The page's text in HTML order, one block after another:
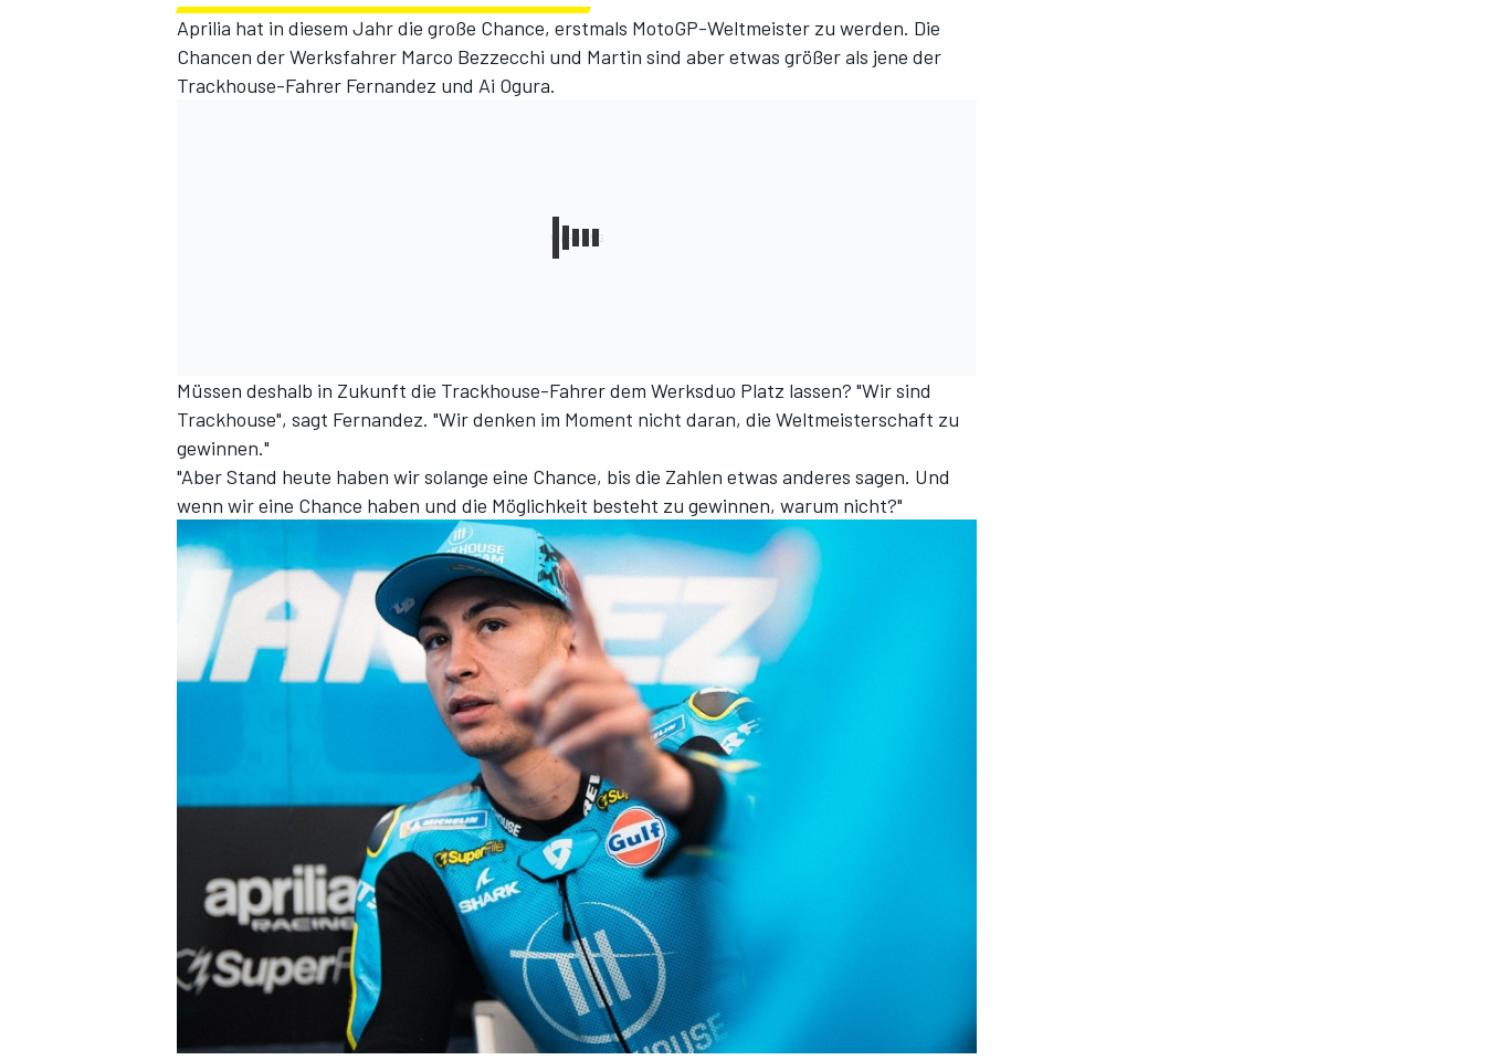
Aprilia hat in diesem Jahr die große Chance, erstmals MotoGP-Weltmeister zu werden. Die
Chancen der Werksfahrer Marco Bezzecchi und Martin sind aber etwas größer als jene der
Trackhouse-Fahrer Fernandez und Ai Ogura.
Müssen deshalb in Zukunft die Trackhouse-Fahrer dem Werksduo Platz lassen? "Wir sind
Trackhouse", sagt Fernandez. "Wir denken im Moment nicht daran, die Weltmeisterschaft zu
gewinnen."
"Aber Stand heute haben wir solange eine Chance, bis die Zahlen etwas anderes sagen. Und
wenn wir eine Chance haben und die Möglichkeit besteht zu gewinnen, warum nicht?"